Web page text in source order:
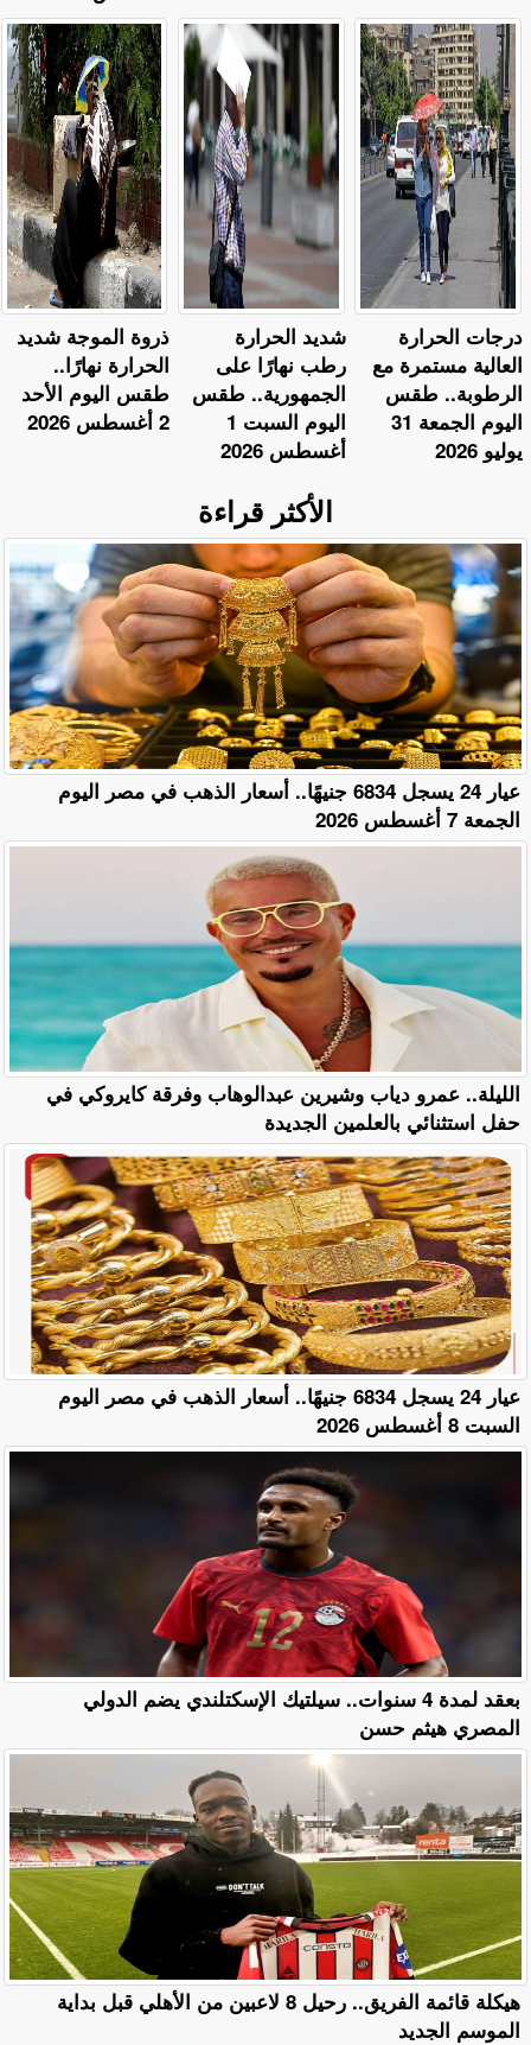
ذروة الموجة شديد
الحرارة نهارًا..
طقس اليوم الأحد
2 أغسطس 2026
​شديد الحرارة
رطب نهارًا على
الجمهورية.. طقس
اليوم السبت 1
أغسطس 2026
​درجات الحرارة
العالية مستمرة مع
الرطوبة.. طقس
اليوم الجمعة 31
يوليو 2026
الأكثر قراءة
عيار 24 يسجل 6834 جنيهًا.. أسعار الذهب في مصر اليوم
الجمعة 7 أغسطس 2026
الليلة.. عمرو دياب وشيرين عبدالوهاب وفرقة كايروكي في
حفل استثنائي بالعلمين الجديدة
عيار 24 يسجل 6834 جنيهًا.. أسعار الذهب في مصر اليوم
السبت 8 أغسطس 2026
بعقد لمدة 4 سنوات.. سيلتيك الإسكتلندي يضم الدولي
المصري هيثم حسن
هيكلة قائمة الفريق.. رحيل 8 لاعبين من الأهلي قبل بداية
الموسم الجديد